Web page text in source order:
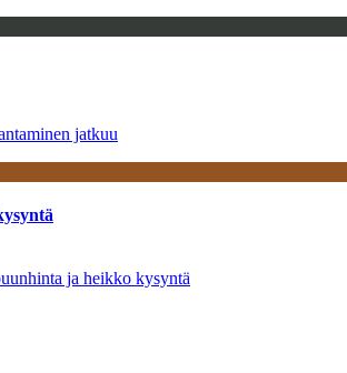
jatkuu
ja heikko kysyntä